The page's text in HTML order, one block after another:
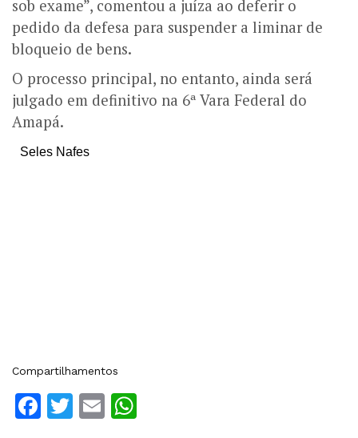
sob exame”, comentou a juíza ao deferir o
pedido da defesa para suspender a liminar de
bloqueio de bens.
O processo principal, no entanto, ainda será
julgado em definitivo na 6ª Vara Federal do
Amapá.
Seles Nafes
Compartilhamentos
Facebook
Twitter
Email